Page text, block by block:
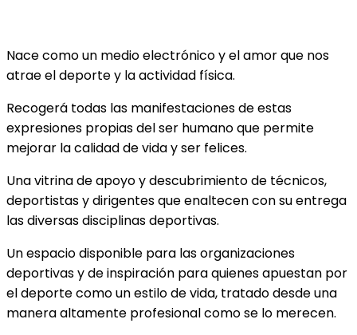
Nace como un medio electrónico y el amor que nos
atrae el deporte y la actividad física.
Recogerá todas las manifestaciones de estas
expresiones propias del ser humano que permite
mejorar la calidad de vida y ser felices.
Una vitrina de apoyo y descubrimiento de técnicos,
deportistas y dirigentes que enaltecen con su entrega
las diversas disciplinas deportivas.
Un espacio disponible para las organizaciones
deportivas y de inspiración para quienes apuestan por
el deporte como un estilo de vida, tratado desde una
manera altamente profesional como se lo merecen.